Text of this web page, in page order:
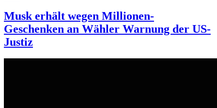
Musk erhält wegen Millionen-
Geschenken an Wähler Warnung der US-
Justiz